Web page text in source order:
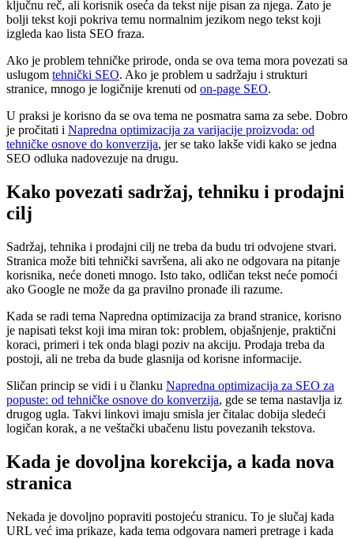
ključnu reč, ali korisnik oseća da tekst nije pisan za njega. Zato je
bolji tekst koji pokriva temu normalnim jezikom nego tekst koji
izgleda kao lista SEO fraza.
Ako je problem tehničke prirode, onda se ova tema mora povezati sa
uslugom tehnički SEO. Ako je problem u sadržaju i strukturi
stranice, mnogo je logičnije krenuti od on-page SEO.
U praksi je korisno da se ova tema ne posmatra sama za sebe. Dobro
je pročitati i Napredna optimizacija za varijacije proizvoda: od
tehničke osnove do konverzija, jer se tako lakše vidi kako se jedna
SEO odluka nadovezuje na drugu.
Kako povezati sadržaj, tehniku i prodajni
cilj
Sadržaj, tehnika i prodajni cilj ne treba da budu tri odvojene stvari.
Stranica može biti tehnički savršena, ali ako ne odgovara na pitanje
korisnika, neće doneti mnogo. Isto tako, odličan tekst neće pomoći
ako Google ne može da ga pravilno pronađe ili razume.
Kada se radi tema Napredna optimizacija za brand stranice, korisno
je napisati tekst koji ima miran tok: problem, objašnjenje, praktični
koraci, primeri i tek onda blagi poziv na akciju. Prodaja treba da
postoji, ali ne treba da bude glasnija od korisne informacije.
Sličan princip se vidi i u članku Napredna optimizacija za SEO za
popuste: od tehničke osnove do konverzija, gde se tema nastavlja iz
drugog ugla. Takvi linkovi imaju smisla jer čitalac dobija sledeći
logičan korak, a ne veštački ubačenu listu povezanih tekstova.
Kada je dovoljna korekcija, a kada nova
stranica
Nekada je dovoljno popraviti postojeću stranicu. To je slučaj kada
URL već ima prikaze, kada tema odgovara nameri pretrage i kada